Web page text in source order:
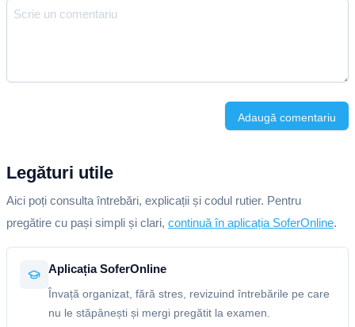
Adaugă comentariu
Legături utile
Aici poți consulta întrebări, explicații și codul rutier. Pentru
pregătire cu pași simpli și clari, continuă în aplicația SoferOnline.
Aplicația SoferOnline
Învață organizat, fără stres, revizuind întrebările pe care
nu le stăpânești și mergi pregătit la examen.